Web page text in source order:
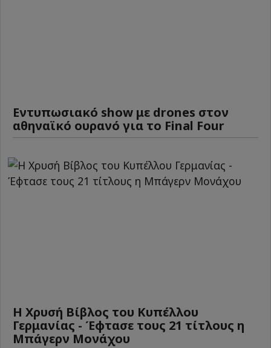
Εντυπωσιακό show με drones στον
αθηναϊκό ουρανό για το Final Four
Η Χρυσή Βίβλος του Κυπέλλου
Γερμανίας - Έφτασε τους 21 τίτλους η
Μπάγερν Μονάχου